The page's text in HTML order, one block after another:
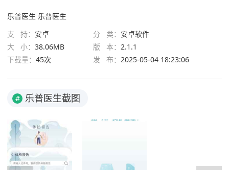
乐普医生 乐普医生
支 持： 安卓 分 类： 安卓软件
大 小： 38.06MB 版 本： 2.1.1
下载量： 45次 发 布： 2025-05-04 18:23:06
# 乐普医生截图